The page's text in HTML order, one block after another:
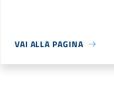
VAI ALLA PAGINA